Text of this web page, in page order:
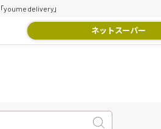
delivery」
ネットスーパー